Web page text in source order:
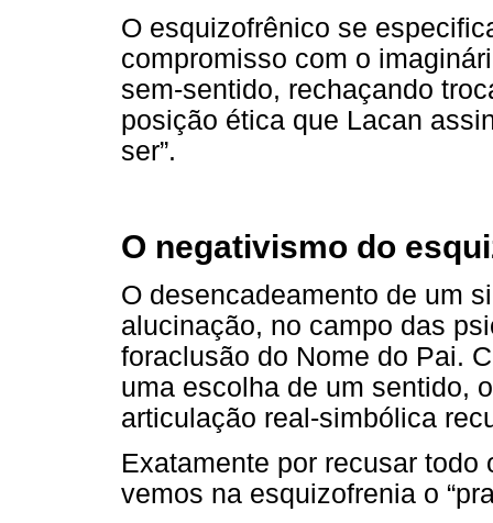
O esquizofrênico se
compromisso com o
sem-sentido, rechaçando
posição ética que Lacan
ser”.
O negativismo do
O desencadeamento de um
alucinação, no campo das
foraclusão do Nome do Pai.
uma escolha de um sentido,
articulação real-simbólica
Exatamente por recusar
vemos na esquizofrenia o